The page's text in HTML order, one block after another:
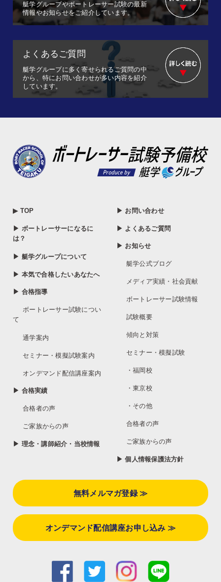
艇学グループやボートレーサー試験の最新
情報やお知らせをご紹介しています。
よくあるご質問
艇学グループに多く寄せられるご質問の中
から、特にお問い合わせが多い内容を紹介
しています。
▶ TOP
▶ ボートレーサーになるに
は？
▶ 艇学グループについて
▶ 本気で合格したいあなたへ
▶ 合格指導
ボートレーサー試験につい
て
通学案内
セミナー・模擬試験案内
オンデマンド配信講座案内
▶ 合格実績
合格者の声
ご家族からの声
▶ 理念・講師紹介・当校情報
▶ お問い合わせ
▶ よくあるご質問
▶ お知らせ
艇学公式ブログ
メディア実績・社会貢献
ボートレーサー試験情報
試験概要
傾向と対策
セミナー・模擬試験
・福岡校
・東京校
・その他
合格者の声
ご家族からの声
▶ 個人情報保護法方針
無料メルマガ登録 ≫
オンデマンド配信講座お申し込み ≫